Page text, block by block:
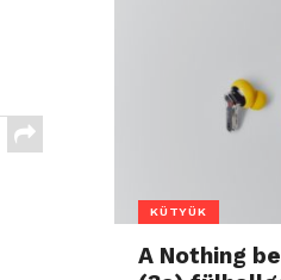
KÜTYÜK
A Nothing